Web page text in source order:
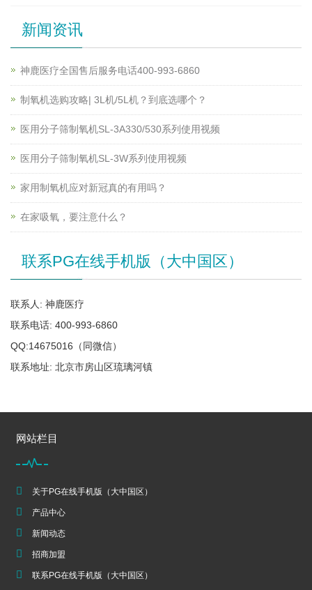
新闻资讯
神鹿医疗全国售后服务电话400-993-6860
制氧机选购攻略| 3L机/5L机？到底选哪个？
医用分子筛制氧机SL-3A330/530系列使用视频
医用分子筛制氧机SL-3W系列使用视频
家用制氧机应对新冠真的有用吗？
在家吸氧，要注意什么？
联系PG在线手机版（大中国区）
联系人: 神鹿医疗
联系电话: 400-993-6860
QQ:14675016（同微信）
联系地址: 北京市房山区琉璃河镇
网站栏目
关于PG在线手机版（大中国区）
产品中心
新闻动态
招商加盟
联系PG在线手机版（大中国区）